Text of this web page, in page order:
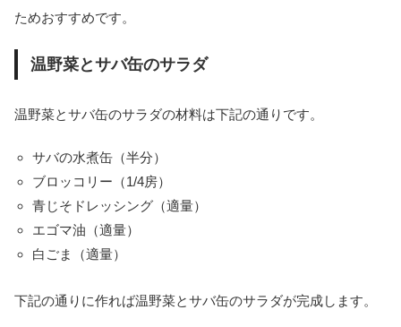
ためおすすめです。
温野菜とサバ缶のサラダ
温野菜とサバ缶のサラダの材料は下記の通りです。
サバの水煮缶（半分）
ブロッコリー（1/4房）
青じそドレッシング（適量）
エゴマ油（適量）
白ごま（適量）
下記の通りに作れば温野菜とサバ缶のサラダが完成します。